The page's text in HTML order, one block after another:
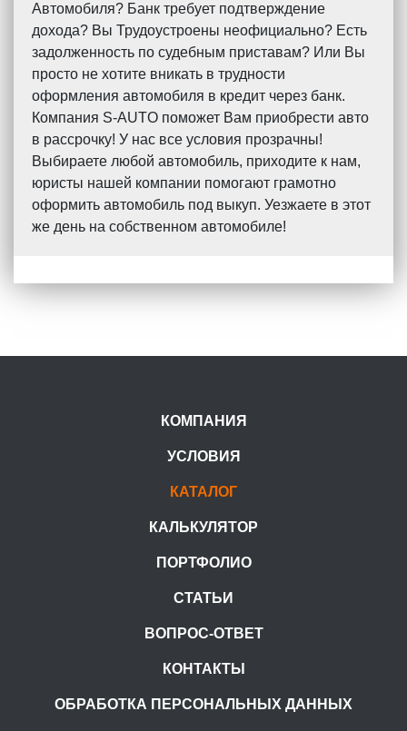
Автомобиля? Банк требует подтверждение
дохода? Вы Трудоустроены неофициально? Есть
задолженность по судебным приставам? Или Вы
просто не хотите вникать в трудности
оформления автомобиля в кредит через банк.
Компания S-AUTO поможет Вам приобрести авто
в рассрочку! У нас все условия прозрачны!
Выбираете любой автомобиль, приходите к нам,
юристы нашей компании помогают грамотно
оформить автомобиль под выкуп. Уезжаете в этот
же день на собственном автомобиле!
КОМПАНИЯ
УСЛОВИЯ
КАТАЛОГ
КАЛЬКУЛЯТОР
ПОРТФОЛИО
СТАТЬИ
ВОПРОС-ОТВЕТ
КОНТАКТЫ
ОБРАБОТКА ПЕРСОНАЛЬНЫХ ДАННЫХ